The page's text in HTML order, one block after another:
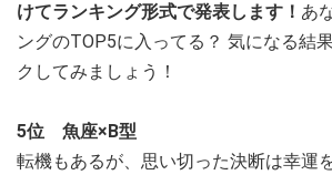
けてランキング形式で発表します！ あ
ングのTOP5に入ってる？ 気になる結
クしてみましょう！
5位 魚座×B型
転機もあるが、思い切った決断は幸運